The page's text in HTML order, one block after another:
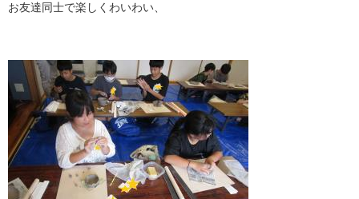
お友達同士で楽しくわいわい、